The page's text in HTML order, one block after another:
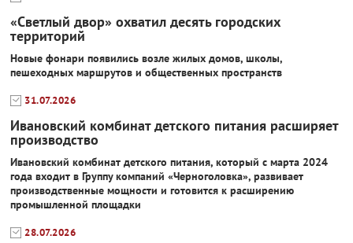
«Светлый двор» охватил десять городских
территорий
Новые фонари появились возле жилых домов, школы,
пешеходных маршрутов и общественных пространств
31.07.2026
Ивановский комбинат детского питания расширяет
производство
Ивановский комбинат детского питания, который с марта 2024
года входит в Группу компаний «Черноголовка», развивает
производственные мощности и готовится к расширению
промышленной площадки
28.07.2026